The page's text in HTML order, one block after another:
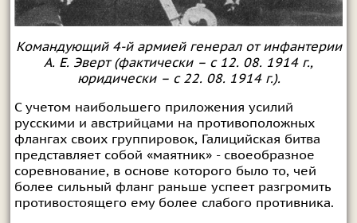
Командующий 4-й армией генерал от инфантерии
А. Е. Эверт (фактически – с 12. 08. 1914 г.,
юридически – с 22. 08. 1914 г.).
С учетом наибольшего приложения усилий
русскими и австрийцами на противоположных
флангах своих группировок, Галицийская битва
представляет собой «маятник» - своеобразное
соревнование, в основе которого было то, чей
более сильный фланг раньше успеет разгромить
противостоящего ему более слабого противника.